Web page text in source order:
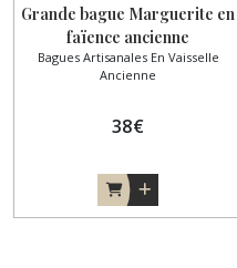
Grande bague Marguerite en
faïence ancienne
L'Amandinoise – Cabochon 22
mm plaqué or
Bagues Artisanales En Vaisselle
Ancienne
38€